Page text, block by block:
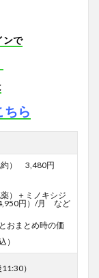
ンで
ちら
約） 3,480円
）＋ミノキシジ
円）/月 など
おまとめ時の価
）
）